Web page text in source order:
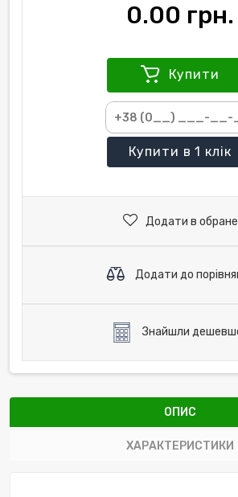
0.00 грн.
Купити
Купити в 1 клік
Додати в обране
Додати до
Знайшли
ОПИС
ХАРАКТЕРИСТИКИ